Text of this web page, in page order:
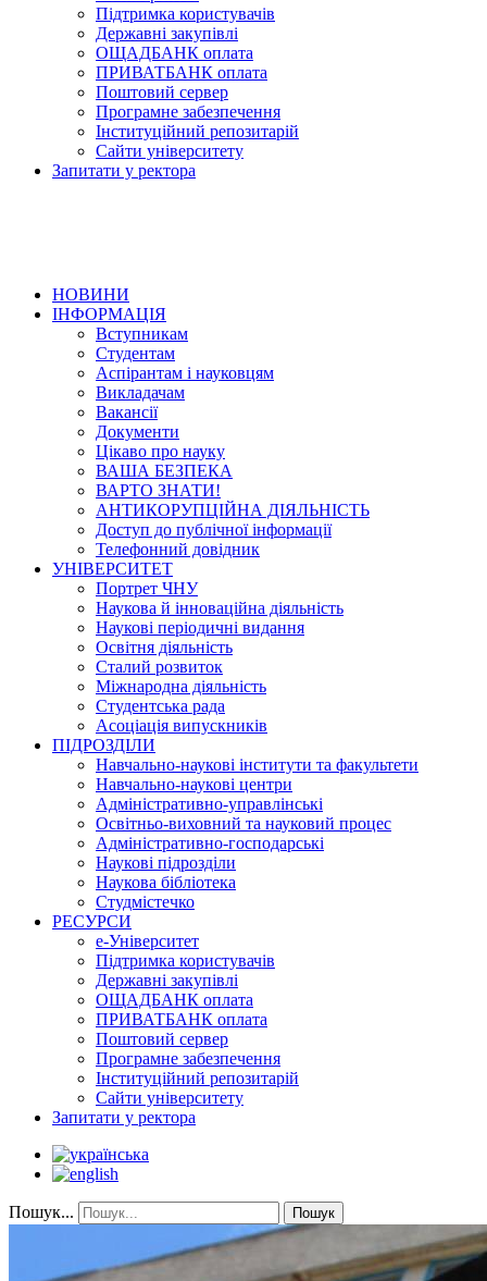
Підтримка користувачів
Державні закупівлі
ОЩАДБАНК оплата
ПРИВАТБАНК оплата
Поштовий сервер
Програмне забезпечення
Інституційний репозитарій
Сайти університету
Запитати у ректора
НОВИНИ
ІНФОРМАЦІЯ
Вступникам
Студентам
Аспірантам і науковцям
Викладачам
Вакансії
Документи
Цікаво про науку
ВАША БЕЗПЕКА
ВАРТО ЗНАТИ!
АНТИКОРУПЦІЙНА ДІЯЛЬНІСТЬ
Доступ до публічної інформації
Телефонний довідник
УНІВЕРСИТЕТ
Портрет ЧНУ
Наукова й інноваційна діяльність
Наукові періодичні видання
Освітня діяльність
Сталий розвиток
Міжнародна діяльність
Студентська рада
Асоціація випускників
ПІДРОЗДІЛИ
Навчально-наукові інститути та факультети
Навчально-наукові центри
Адміністративно-управлінські
Освітньо-виховний та науковий процес
Адміністративно-господарські
Наукові підрозділи
Наукова бібліотека
Студмістечко
РЕСУРСИ
е-Університет
Підтримка користувачів
Державні закупівлі
ОЩАДБАНК оплата
ПРИВАТБАНК оплата
Поштовий сервер
Програмне забезпечення
Інституційний репозитарій
Сайти університету
Запитати у ректора
Пошук... Пошук